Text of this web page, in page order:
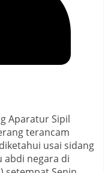
Aparatur Sipil
terancam
usai sidang
abdi negara di